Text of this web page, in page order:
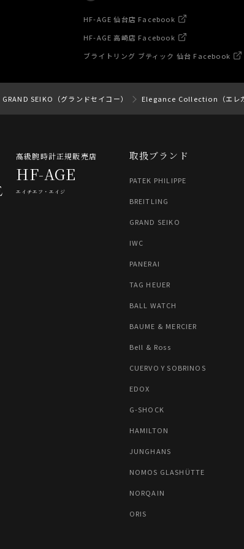
HF-AGE 仙台店 Facebook
HF-AGE 高崎店 Facebook
ブライトリング ブティック 仙台 Facebook
GRAND SEIKO（グランドセイコー） Elegance Collection（エレ
高級腕時計正規販売店
HF-AGE
エイチエフ・エイジ
取扱ブランド
PATEK PHILIPPE
BREITLING
GRAND SEIKO
IWC
PANERAI
TAG HEUER
BALL WATCH
BAUME & MERCIER
Bell & Ross
CUERVO Y SOBRINOS
EDOX
G-SHOCK
HAMILTON
JUNGHANS
NOMOS GLASHÜTTE
NORQAIN
ORIS